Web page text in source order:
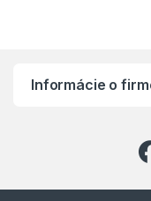
Informácie o